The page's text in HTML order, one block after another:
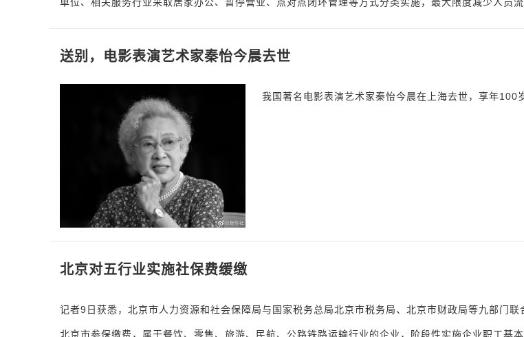
送别，电影表演艺术家秦怡今晨去世
我国著名电影表演艺术家秦怡今晨在上海去世，享年100
北京对五行业实施社保费缓缴
记者9日获悉，北京市人力资源和社会保障局与国家税务总局北京市税务局、北京市财政局等九部门联
北京市参保缴费，属于餐饮、零售、旅游、民航、公路铁路运输行业的企业，阶段性实施企业职工基